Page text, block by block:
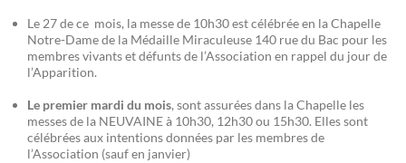
Le 27 de ce mois, la messe de 10h30 est célébrée en la Chapelle
Notre-Dame de la Médaille Miraculeuse 140 rue du Bac pour les
membres vivants et défunts de l’Association en rappel du jour de
l’Apparition.
Le premier mardi du mois, sont assurées dans la Chapelle les
messes de la NEUVAINE à 10h30, 12h30 ou 15h30. Elles sont
célébrées aux intentions données par les membres de
l’Association (sauf en janvier)